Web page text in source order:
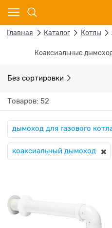
Главная Каталог Котлы
Коаксиальные
Без сортировки
Товаров: 52
дымоход для газового
коаксиальный дымоход